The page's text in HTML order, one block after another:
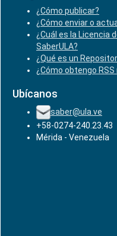
¿Cómo publicar?
¿Cómo enviar o
¿Cuál es la Licencia
SaberULA?
¿Qué es un
¿Cómo obtengo
Ubícanos
saber@ula.ve
+58-0274-240.23.43
Mérida - Venezuela